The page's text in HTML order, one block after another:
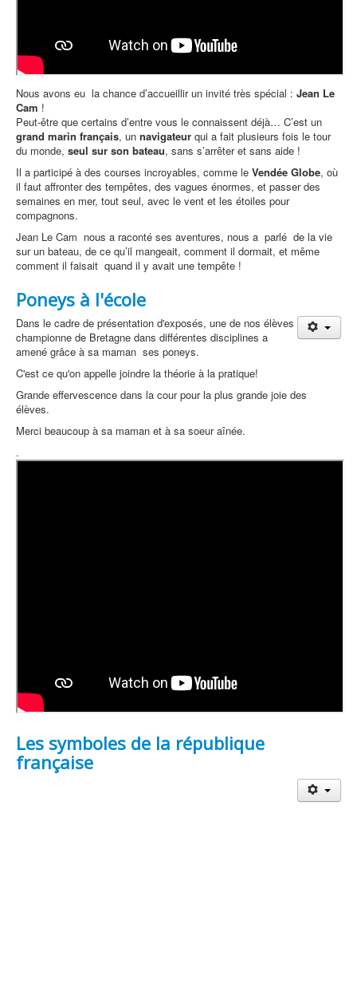
Nous avons eu la chance d’accueillir un invité très spécial : Jean Le
Cam !
Peut-être que certains d’entre vous le connaissent déjà… C’est un
grand marin français, un navigateur qui a fait plusieurs fois le tour
du monde, seul sur son bateau, sans s’arrêter et sans aide !
Il a participé à des courses incroyables, comme le Vendée Globe, où
il faut affronter des tempêtes, des vagues énormes, et passer des
semaines en mer, tout seul, avec le vent et les étoiles pour
compagnons.
Jean Le Cam nous a raconté ses aventures, nous a parlé de la vie
sur un bateau, de ce qu’il mangeait, comment il dormait, et même
comment il faisait quand il y avait une tempête !
Poneys à l'école
Dans le cadre de présentation d'exposés, une de nos élèves
championne de Bretagne dans différentes disciplines a
amené grâce à sa maman ses poneys.
C'est ce qu'on appelle joindre la théorie à la pratique!
Grande effervescence dans la cour pour la plus grande joie des
élèves.
Merci beaucoup à sa maman et à sa soeur aînée.
.
Les symboles de la république
française